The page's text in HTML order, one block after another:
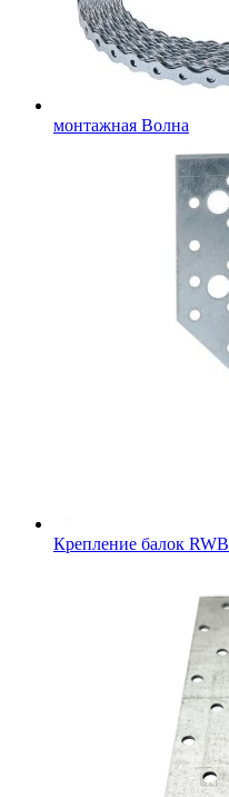
монтажная Волна
Крепление балок RWB